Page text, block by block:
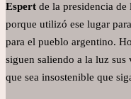
Espert de la presidencia de
porque utilizó ese lugar
para el pueblo argentino.
siguen saliendo a la luz
que sea insostenible que